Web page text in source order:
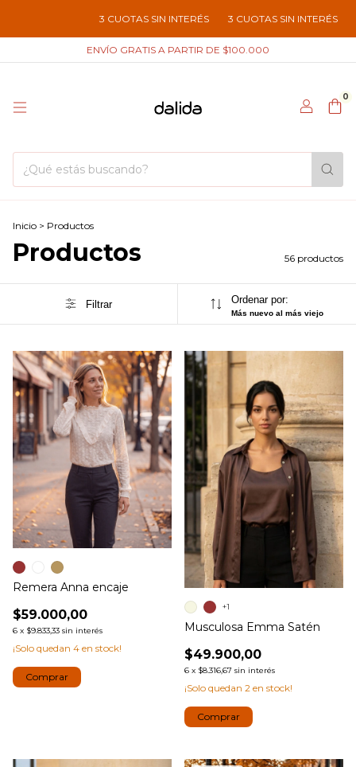
3 CUOTAS SIN INTERÉS 3 CUOTAS SIN INTERÉS
ENVÍO GRATIS A PARTIR DE $100.000
0
Inicio > Productos
Productos 56 productos
Filtrar Ordenar por:
Más nuevo al más viejo
Remera Anna encaje
$59.000,00
6 x $9.833,33 sin interés
¡Solo quedan 4 en stock!
Comprar
Musculosa Emma Satén
$49.900,00
6 x $8.316,67 sin interés
¡Solo quedan 2 en stock!
+1
Comprar